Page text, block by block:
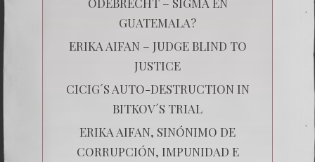
GUATEMALA?
ERIKA AIFAN – JUDGE BLIND TO
JUSTICE
CICIG´S AUTO-DESTRUCTION IN
BITKOV´S TRIAL
ERIKA AIFAN, SINÓNIMO DE
CORRUPCIÓN, IMPUNIDAD E